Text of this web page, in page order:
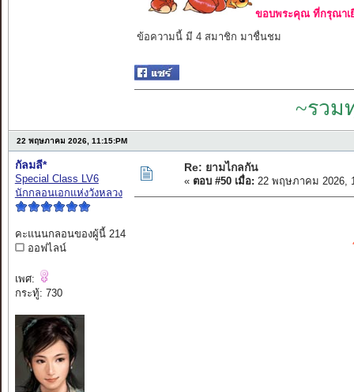
ขอบพระคุณ ที่กรุณาเ
ข้อความนี้ มี 4 สมาชิก มาชื่นชม
~รวม
22 พฤษภาคม 2026, 11:15:PM
กัลมลี*
Special Class LV6
นักกลอนเอกแห่งวังหลวง
คะแนนกลอนของผู้นี้ 214
ออฟไลน์
เพศ:
กระทู้: 730
Re: ยามไกลกัน
« ตอบ #50 เมื่อ: 22 พฤษภาคม 2026,